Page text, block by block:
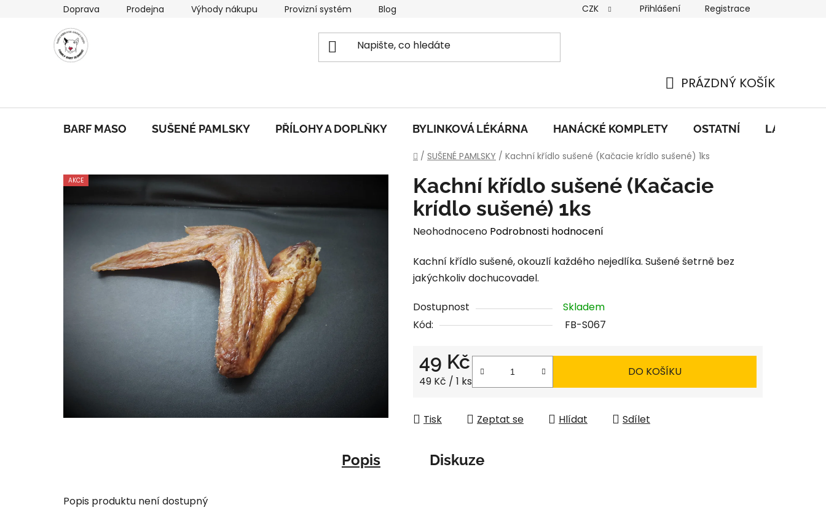
Doprava Prodejna Výhody nákupu Provizní systém Blog GDPR
CZK Přihlášení Registrace
KOŠÍK
PRÁZDNÝ KOŠÍK
BARF MASO SUŠENÉ PAMLSKY PŘÍLOHY A DOPLŇKY BYLINKOVÁ LÉKÁRNA HANÁCKÉ KOMPLETY OSTATNÍ LAHŮDKY
Domů
/ SUŠENÉ PAMLSKY / Kachní křídlo sušené (Kačacie krídlo sušené) 1ks
Kachní křídlo sušené (Kačacie
krídlo sušené) 1ks
Průměrné
produktu
je
z
5
Neohodnoceno Podrobnosti hodnocení
Kachní křídlo sušené, okouzlí každého nejedlíka. Sušené šetrně bez
jakýchkoliv dochucovadel.
Dostupnost
Skladem
Kód:
FB-S067
49 Kč
Měrná cena:
49 Kč / 1 ks
DO KOŠÍKU
Tisk Zeptat se Hlídat Sdílet
AKCE
Popis Diskuze
Popis produktu není dostupný